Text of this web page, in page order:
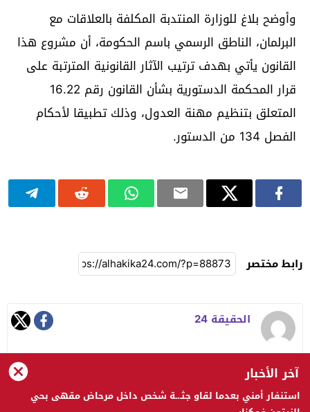
وأوضح بلاغ للوزارة المنتدبة المكلفة بالعلاقات مع
البرلمان، الناطق الرسمي باسم الحكومة، أن مشروع هذا
القانون يأتي بهدف ترتيب الآثار القانونية المترتبة على
قرار المحكمة الدستورية بشأن القانون رقم 16.22
المتعلق بتنظيم مهنة العدول، وذلك تطبيقا لأحكام
الفصل 134 من الدستور.
رابط مختصر
الحقيقة 24
الحقيقة 24 © 2023 جميع الحقوق محفوظة
آخر الأخبار
استنفار أمني بعدما لقاو جثـ.ـة شخص داخل مرحاض مقهى بحي